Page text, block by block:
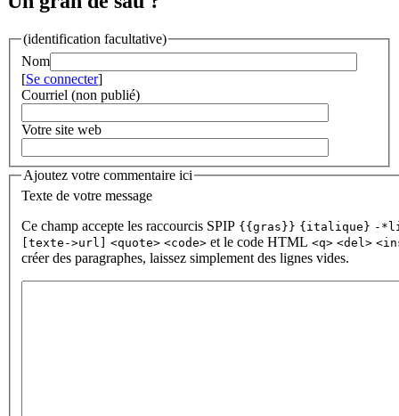
(identification facultative)
Nom
[Se connecter]
Courriel (non publié)
Votre site web
Ajoutez votre commentaire ici
Texte de votre message
Ce champ accepte les raccourcis SPIP {{gras}} {italique} -
[texte->url]
<quote> <code> et le code HTML <q> <del>
créer des paragraphes, laissez simplement des lignes vides.